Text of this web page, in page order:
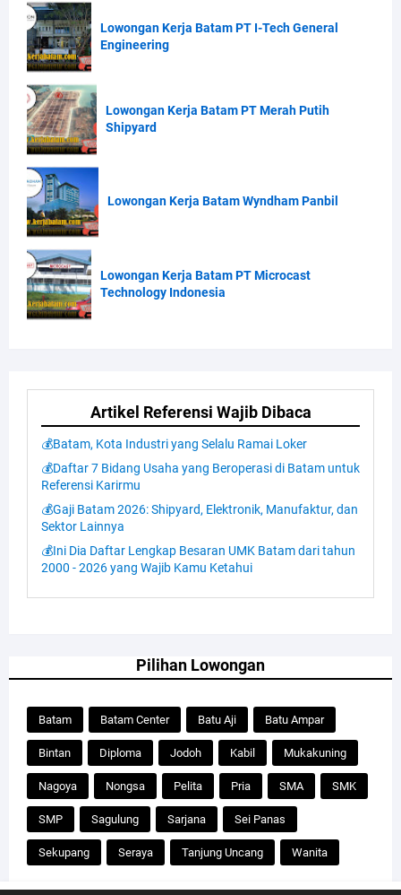
Lowongan Kerja Batam PT I-Tech General
Engineering
Lowongan Kerja Batam PT Merah Putih
Shipyard
Lowongan Kerja Batam Wyndham Panbil
Lowongan Kerja Batam PT Microcast
Technology Indonesia
Artikel Referensi Wajib Dibaca
💰Batam, Kota Industri yang Selalu Ramai Loker
💰Daftar 7 Bidang Usaha yang Beroperasi di Batam untuk
Referensi Karirmu
💰Gaji Batam 2026: Shipyard, Elektronik, Manufaktur, dan
Sektor Lainnya
💰Ini Dia Daftar Lengkap Besaran UMK Batam dari tahun
2000 - 2026 yang Wajib Kamu Ketahui
Pilihan Lowongan
Batam Batam Center Batu Aji Batu Ampar
Bintan Diploma Jodoh Kabil Mukakuning
Nagoya Nongsa Pelita Pria SMA SMK
SMP Sagulung Sarjana Sei Panas
Sekupang Seraya Tanjung Uncang Wanita